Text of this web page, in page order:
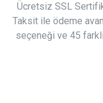
Ücretsiz SSL
Taksit ile ödeme
seçeneği ve 45